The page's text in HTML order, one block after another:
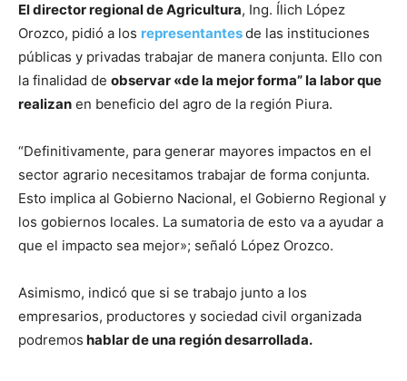
El director regional de Agricultura, Ing. Ílich López
Orozco, pidió a los representantesde las instituciones
públicas y privadas trabajar de manera conjunta. Ello con
la finalidad de observar «de la mejor forma” la labor que
realizan en beneficio del agro de la región Piura.
“Definitivamente, para generar mayores impactos en el
sector agrario necesitamos trabajar de forma conjunta.
Esto implica al Gobierno Nacional, el Gobierno Regional y
los gobiernos locales. La sumatoria de esto va a ayudar a
que el impacto sea mejor»; señaló López Orozco.
Asimismo, indicó que si se trabajo junto a los
empresarios, productores y sociedad civil organizada
podremos hablar de una región desarrollada.